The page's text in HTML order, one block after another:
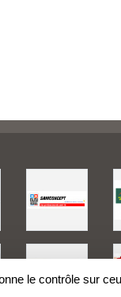
le contrôle sur